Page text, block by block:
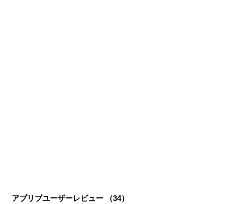
アプリブユーザーレビュー （34）